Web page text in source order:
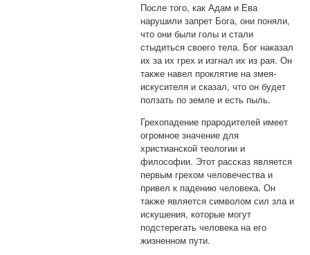
После того, как Адам и Ева
нарушили запрет Бога, они поняли,
что они были голы и стали
стыдиться своего тела. Бог наказал
их за их грех и изгнал их из рая. Он
также навел проклятие на змея-
искусителя и сказал, что он будет
ползать по земле и есть пыль.
Грехопадение прародителей имеет
огромное значение для
христианской теологии и
философии. Этот рассказ является
первым грехом человечества и
привел к падению человека. Он
также является символом сил зла и
искушения, которые могут
подстерегать человека на его
жизненном пути.